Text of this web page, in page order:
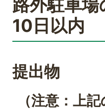
路外駐車
10日以内
提出物
（注意：上